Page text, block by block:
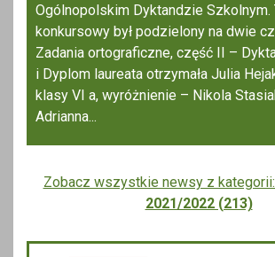
Ogólnopolskim Dyktandzie Szkolnym.
konkursowy był podzielony na dwie
Zadania ortograficzne, część II –
i Dyplom laureata otrzymała Julia
klasy VI a, wyróżnienie – Nikola
Adrianna...
Zobacz wszystkie newsy z kategorii:
2021/2022 (213)